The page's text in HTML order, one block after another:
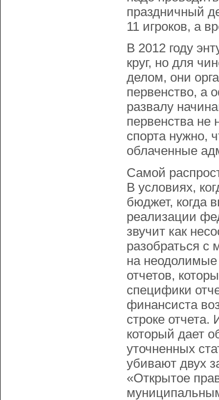
праздничный
11 игроков, а
В 2012 году
круг, но для
делом, они
первенство, а
развалу
первенства не
спорта нужно,
облаченные
Самой
В условиях,
бюджет, когда
реализации
звучит как
разобраться
на неодолимые
отчетов,
специфики
финансиста
строке
который дает
уточненных
убивают двух
«Открытое